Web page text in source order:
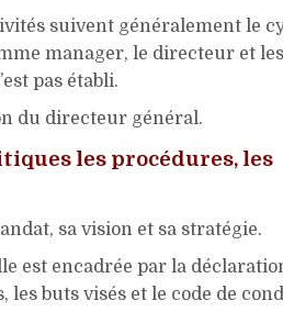
suivent généralement le
manager, le directeur et les
pas établi.
du directeur général.
les procédures, les
sa vision et sa stratégie.
est encadrée par la
les buts visés et le code de